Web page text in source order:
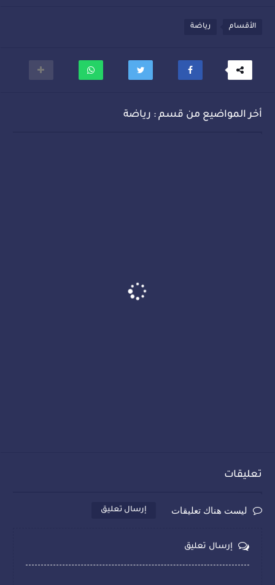
الأقسام رياضة
أخر المواضيع من قسم : رياضة
تعليقات
ليست هناك تعليقات إرسال تعليق
إرسال تعليق